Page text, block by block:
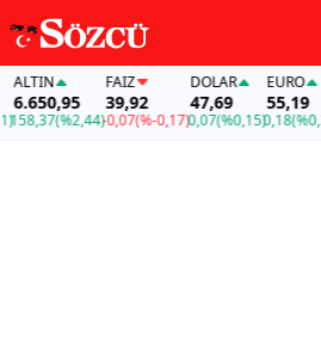
(%2,44)
FAİZ
39,92
-0,07(%-0,17)
DOLAR
47,69
0,07(%0,15)
EURO
55,19
0,18(%0,32)